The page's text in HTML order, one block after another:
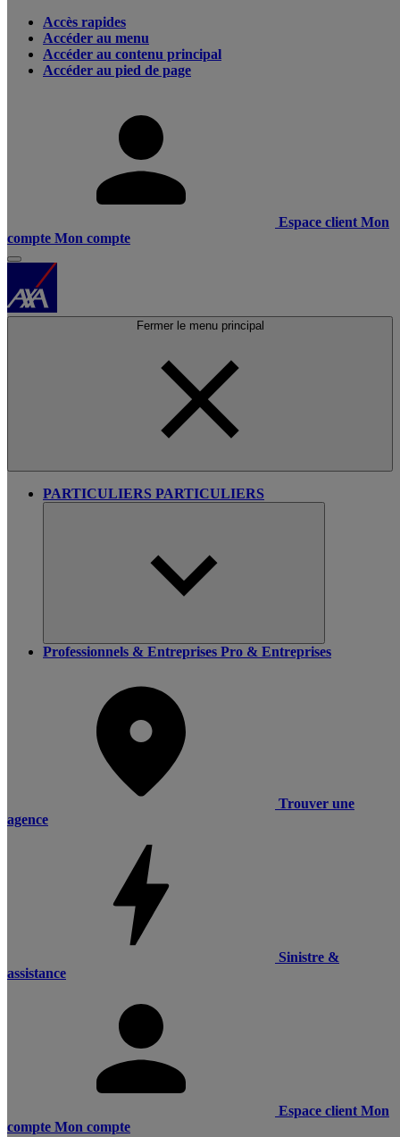
Accès rapides
Accéder au menu
Accéder au contenu principal
Accéder au pied de page
Espace client Mon
compte Mon compte
Fermer le menu principal
PARTICULIERS PARTICULIERS
Professionnels & Entreprises Pro & Entreprises
Trouver une
agence
Sinistre &
assistance
Espace client Mon
compte Mon compte